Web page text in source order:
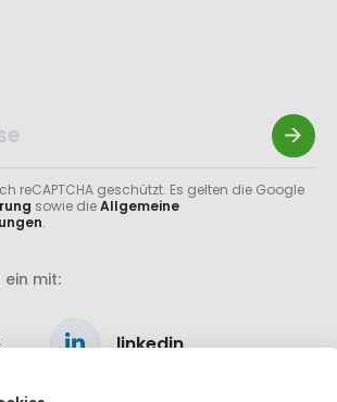
reCAPTCHA geschützt. Es gelten die Google
sowie dieAllgemeine
.
mit:
linkedin